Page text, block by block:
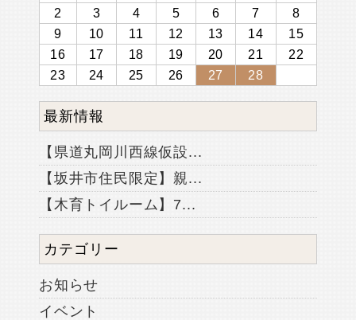
2
3 4 5 6 7
8
9
10 11 12 13 14
15
16
17 18 19 20 21
22
23
24 25 26 27 28
最新情報
【県道丸岡川西線仮設...
【坂井市住民限定】親...
【木育トイルーム】7...
カテゴリー
お知らせ
イベント